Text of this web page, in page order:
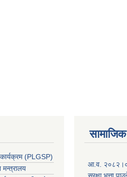
(PLGSP)
मन्त्रालय
सामाजिक
आ.व.